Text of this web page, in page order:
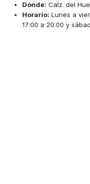
Dónde: Calz. del
Horario: Lunes a
17:00 a 20:00 y